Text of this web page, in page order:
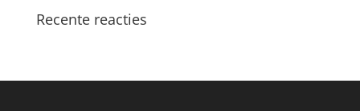
Recente reacties